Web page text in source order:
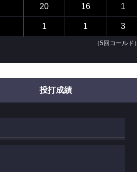
20 16 1
1 1 3
（5回コールド）
投打成績